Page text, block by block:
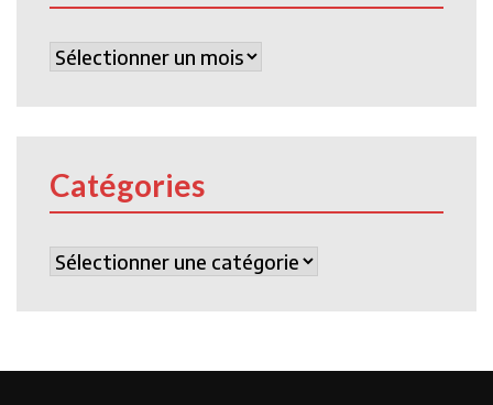
Archives
Catégories
Catégories